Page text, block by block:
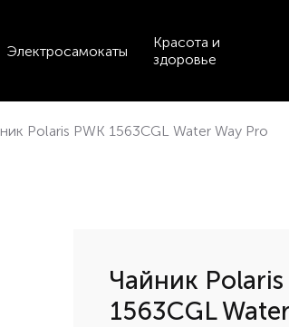
Электросамокаты
Красота и
здоровье
Polaris PWK 1563CGL Water Way Pro
Чайник Polaris
1563CGL